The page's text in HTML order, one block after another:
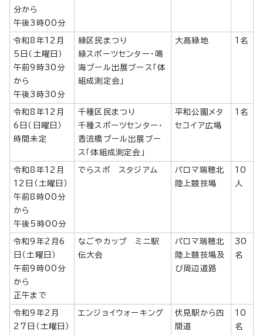
分から
午後3時00分
令和8年12月
5日（土曜日）
午前9時30分
から
午後3時30分
緑区民まつり
緑スポーツセンター・鳴
海プール出展ブース「体
組成測定会」
大高緑地 1名
令和8年12月
6日（日曜日）
時間未定
千種区民まつり
千種スポーツセンター・
香流橋プール出展ブー
ス「体組成測定会」
平和公園メタ
セコイア広場
1名
令和8年12月
12日（土曜日）
午前8時00分
から
午後5時00分
でらスポ スタジアム
パロマ瑞穂北
陸上競技場
10
人
令和9年2月6
日（土曜日）
午前9時00分
から
正午まで
なごやカップ ミニ駅
伝大会
パロマ瑞穂北
陸上競技場及
び周辺道路
30
名
令和9年2月
27日（土曜日）
エンジョイウォーキング
伏見駅から四
間道
10
名